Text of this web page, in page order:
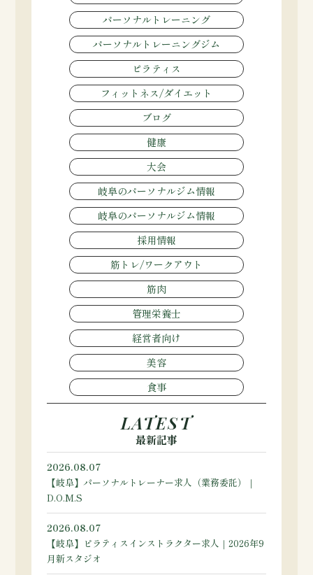
パーソナルトレーニング
パーソナルトレーニングジム
ピラティス
フィットネス/ダイエット
ブログ
健康
大会
岐阜のパーソナルジム情報
岐阜のパーソナルジム情報
採用情報
筋トレ/ワークアウト
筋肉
管理栄養士
経営者向け
美容
食事
LATEST
最新記事
2026.08.07
【岐阜】パーソナルトレーナー求人（業務委託）｜
D.O.M.S
2026.08.07
【岐阜】ピラティスインストラクター求人｜2026年9
月新スタジオ